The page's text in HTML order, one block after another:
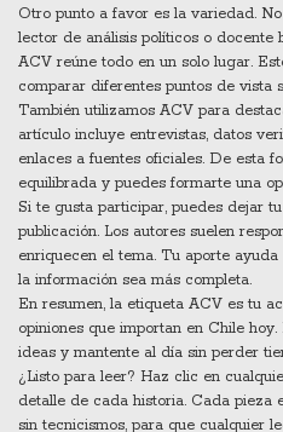
Otro punto a favor es la variedad.
lector de análisis políticos o docente
ACV reúne todo en un solo lugar.
comparar diferentes puntos de vista
También utilizamos ACV para
artículo incluye entrevistas, datos
enlaces a fuentes oficiales. De esta
equilibrada y puedes formarte una
Si te gusta participar, puedes dejar
publicación. Los autores suelen
enriquecen el tema. Tu aporte
la información sea más completa.
En resumen, la etiqueta ACV es tu
opiniones que importan en Chile
ideas y mantente al día sin perder
¿Listo para leer? Haz clic en
detalle de cada historia. Cada pieza
sin tecnicismos, para que cualquier